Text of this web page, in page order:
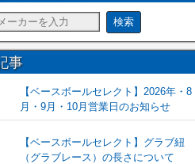
事
【ベースボールセレクト】2026年・8
月・9月・10月営業日のお知らせ
【ベースボールセレクト】グラブ紐
（グラブレース）の長さについて